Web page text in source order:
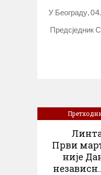
У Београду,
Предсједник
Први
није